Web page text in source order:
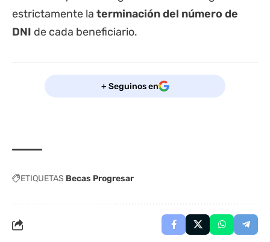
estrictamente la terminación del número de
DNI de cada beneficiario.
+ Seguinos en
ETIQUETAS Becas Progresar